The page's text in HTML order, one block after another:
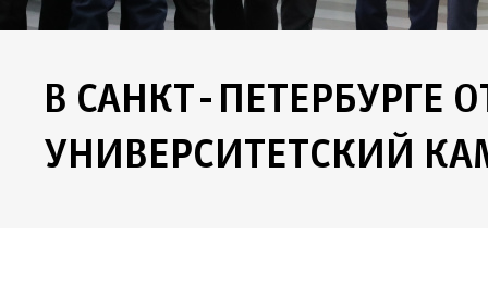
В САНКТ-ПЕТЕРБУРГЕ
УНИВЕРСИТЕТСКИЙ